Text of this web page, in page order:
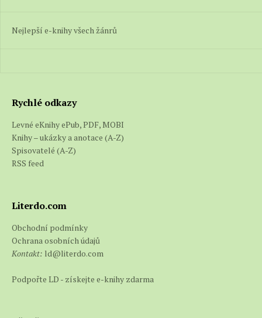
Nejlepší e-knihy všech žánrů
Rychlé odkazy
Levné eKnihy ePub, PDF, MOBI
Knihy – ukázky a anotace (A-Z)
Spisovatelé (A-Z)
RSS feed
Literdo.com
Obchodní podmínky
Ochrana osobních údajů
Kontakt: ld@literdo.com
Podpořte LD - získejte e-knihy zdarma